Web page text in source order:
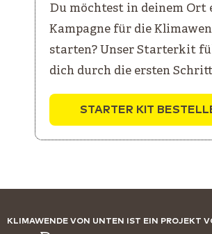
Du möchtest in deinem Ort
Kampagne für die
starten? Unser Starterkit
dich durch die ersten
STARTER KIT
KLIMAWENDE VON UNTEN IST EIN PROJEKT